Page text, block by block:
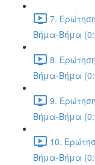
7.
Βήμα-Βήμα
8.
Βήμα-Βήμα
9.
Βήμα-Βήμα
10.
Βήμα-Βήμα